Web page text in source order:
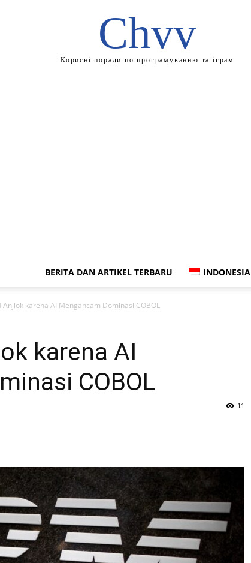
Chvv
Корисні поради по програмуванню та іграм
BERITA DAN ARTIKEL TERBARU INDONESIA
Anjlok karena AI Mengancam Dominasi COBOL
karena AI
COBOL
11